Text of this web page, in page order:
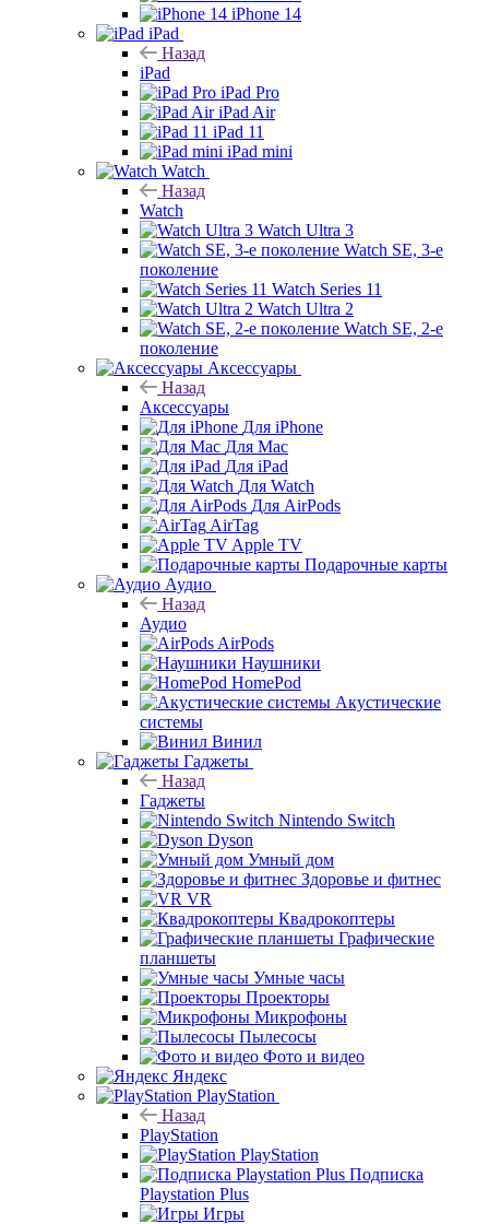
iPhone 14
iPad
Назад
iPad
iPad Pro
iPad Air
iPad 11
iPad mini
Watch
Назад
Watch
Watch Ultra 3
Watch SE, 3-е
поколение
Watch Series 11
Watch Ultra 2
Watch SE, 2-е
поколение
Аксессуары
Назад
Аксессуары
Для iPhone
Для Mac
Для iPad
Для Watch
Для AirPods
AirTag
Apple TV
Подарочные карты
Аудио
Назад
Аудио
AirPods
Наушники
HomePod
Акустические
системы
Винил
Гаджеты
Назад
Гаджеты
Nintendo Switch
Dyson
Умный дом
Здоровье и фитнес
VR
Квадрокоптеры
Графические
планшеты
Умные часы
Проекторы
Микрофоны
Пылесосы
Фото и видео
Яндекс
PlayStation
Назад
PlayStation
PlayStation
Подписка
Playstation Plus
Игры